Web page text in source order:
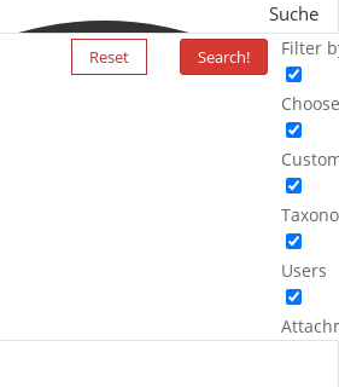
Suche
Reset Search! Filter
Users